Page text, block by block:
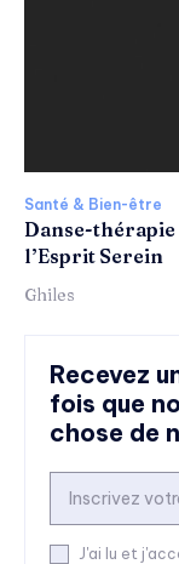
Santé & Bien-être
Danse-thérapie
l’Esprit Serein
Ghiles
Recevez
fois que
chose de
J'ai lu et